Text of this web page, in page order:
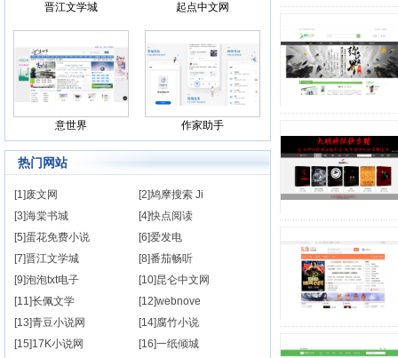
晋江文学城 起点中文网
意世界 作家助手
热门网站
[1]废文网
[2]鸠摩搜索 Ji
[3]海棠书城
[4]快点阅读
[5]蛋花免费小说
[6]爱发电
[7]晋江文学城
[8]番茄畅听
[9]泡泡txt电子
[10]昆仑中文网
[11]长佩文学
[12]webnove
[13]青豆小说网
[14]腐竹小说
[15]17K小说网
[16]一纸倾城